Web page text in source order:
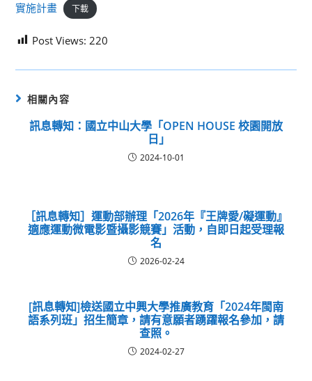
實施計畫 下載
Post Views: 220
相關內容
訊息轉知：國立中山大學「OPEN HOUSE 校園開放
日｣
2024-10-01
［訊息轉知］運動部辦理「2026年『王牌愛/礙運動』
適應運動微電影暨攝影競賽」活動，自即日起受理報
名
2026-02-24
[訊息轉知]檢送國立中興大學推廣教育「2024年閩南
語系列班」招生簡章，請有意願者踴躍報名參加，請
查照。
2024-02-27